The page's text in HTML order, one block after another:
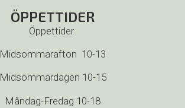
ÖPPETTIDER
Öppettider
Midsommarafton 10-13
Midsommardagen 10-15
Måndag-Fredag 10-18